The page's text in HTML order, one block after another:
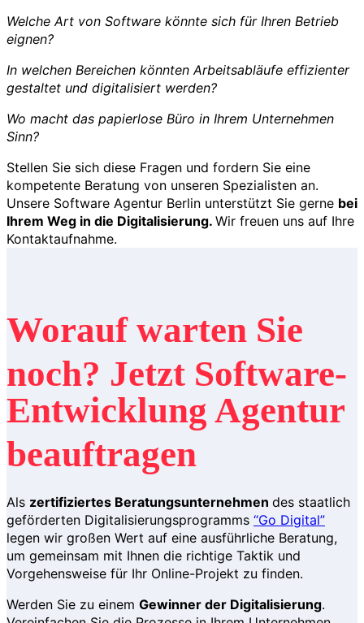
Welche Art von Software könnte sich für Ihren Betrieb
eignen?
In welchen Bereichen könnten Arbeitsabläufe effizienter
gestaltet und digitalisiert werden?
Wo macht das papierlose Büro in Ihrem Unternehmen
Sinn?
Stellen Sie sich diese Fragen und fordern Sie eine
kompetente Beratung von unseren Spezialisten an.
Unsere Software Agentur Berlin unterstützt Sie gerne bei
Ihrem Weg in die Digitalisierung. Wir freuen uns auf Ihre
Kontaktaufnahme.
Worauf warten Sie
noch? Jetzt Software-
Entwicklung Agentur
beauftragen
Als zertifiziertes Beratungsunternehmen des staatlich
geförderten Digitalisierungsprogramms “Go Digital”
legen wir großen Wert auf eine ausführliche Beratung,
um gemeinsam mit Ihnen die richtige Taktik und
Vorgehensweise für Ihr Online-Projekt zu finden.
Werden Sie zu einem Gewinner der Digitalisierung.